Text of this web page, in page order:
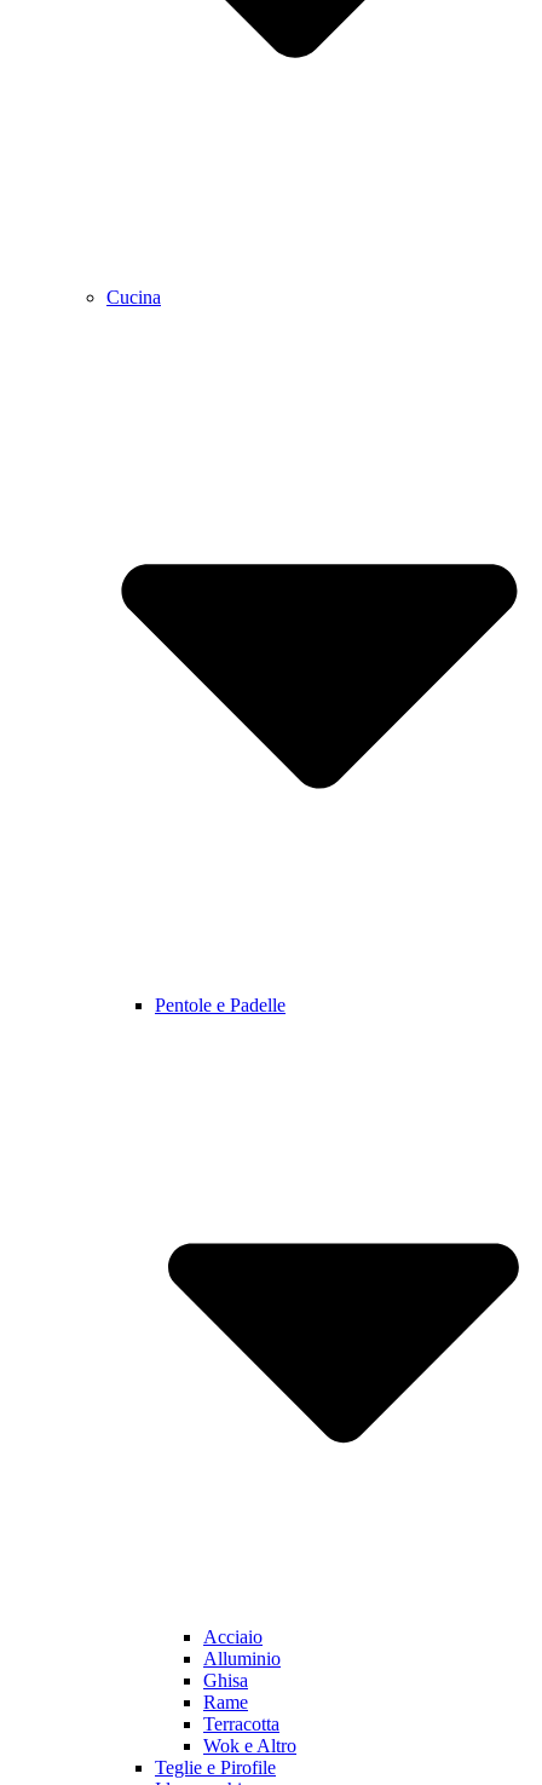
Cucina
Pentole e Padelle
Acciaio
Alluminio
Ghisa
Rame
Terracotta
Wok e Altro
Teglie e Pirofile